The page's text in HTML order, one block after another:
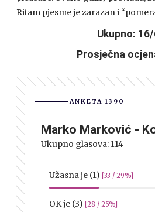
Ritam pjesme je zarazan i
Ukupno:
Prosječna
ANKETA 1390
Marko Marković -
Ukupno glasova: 114
Užasna je (1) [33 / 29%]
OK je (3) [28 / 25%]